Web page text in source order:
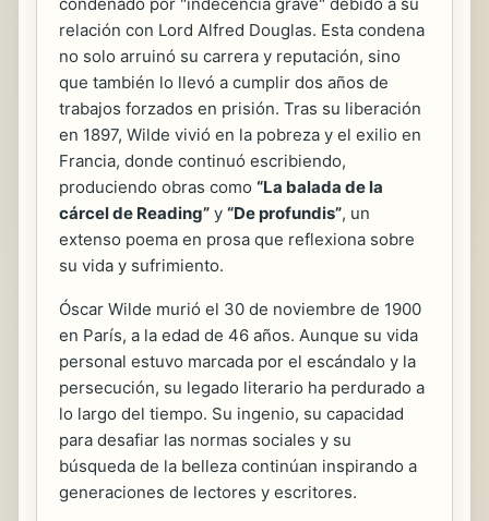
relación con Lord Alfred Douglas. Esta condena
no solo arruinó su carrera y reputación, sino
que también lo llevó a cumplir dos años de
trabajos forzados en prisión. Tras su liberación
en 1897, Wilde vivió en la pobreza y el exilio en
Francia, donde continuó escribiendo,
produciendo obras como “La balada de la
cárcel de Reading” y “De profundis”, un
extenso poema en prosa que reflexiona sobre
su vida y sufrimiento.
Óscar Wilde murió el 30 de noviembre de 1900
en París, a la edad de 46 años. Aunque su vida
personal estuvo marcada por el escándalo y la
persecución, su legado literario ha perdurado a
lo largo del tiempo. Su ingenio, su capacidad
para desafiar las normas sociales y su
búsqueda de la belleza continúan inspirando a
generaciones de lectores y escritores.